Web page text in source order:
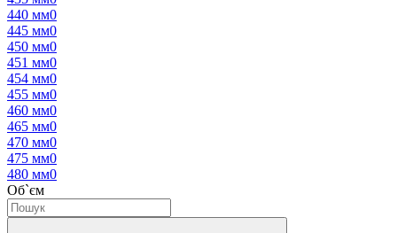
440 мм0
445 мм0
450 мм0
451 мм0
454 мм0
455 мм0
460 мм0
465 мм0
470 мм0
475 мм0
480 мм0
Об`єм